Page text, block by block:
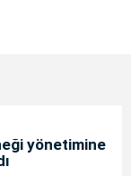
yönetimine